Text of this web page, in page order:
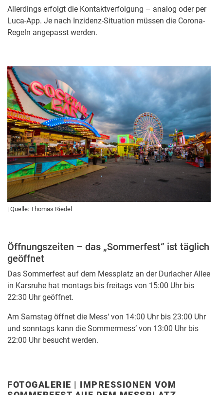
Allerdings erfolgt die Kontaktverfolgung – analog oder per
Luca-App. Je nach Inzidenz-Situation müssen die Corona-
Regeln angepasst werden.
| Quelle: Thomas Riedel
Öffnungszeiten – das „Sommerfest“ ist täglich
geöffnet
Das Sommerfest auf dem Messplatz an der Durlacher Allee
in Karsruhe hat montags bis freitags von 15:00 Uhr bis
22:30 Uhr geöffnet.
Am Samstag öffnet die Mess‘ von 14:00 Uhr bis 23:00 Uhr
und sonntags kann die Sommermess‘ von 13:00 Uhr bis
22:00 Uhr besucht werden.
FOTOGALERIE | IMPRESSIONEN VOM